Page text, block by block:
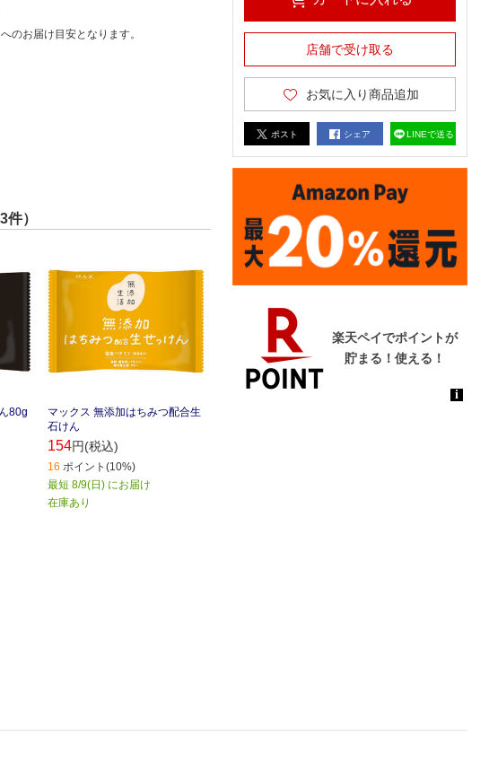
へのお届け目安となります。
）
80g
マックス 無添加はちみつ配合生
石けん
154円(税込)
16 ポイント(10%)
最短 8/9(日) にお届け
在庫あり
店舗で受け取る
お気に入り商品追加
ポスト シェア LINEで送る